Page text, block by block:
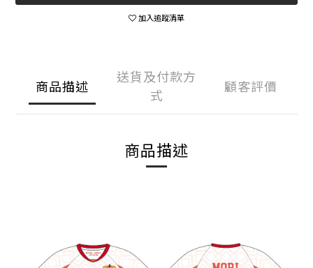
加入追蹤清單
商品描述
送貨及付款方
式
顧客評價
商品描述